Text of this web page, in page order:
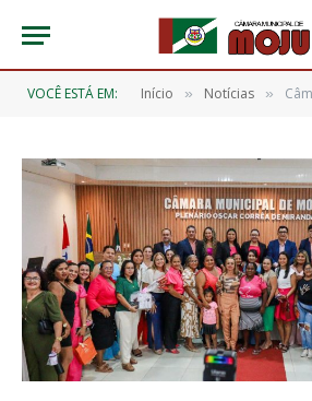
VOCÊ ESTÁ EM: Início » Notícias » Câmara